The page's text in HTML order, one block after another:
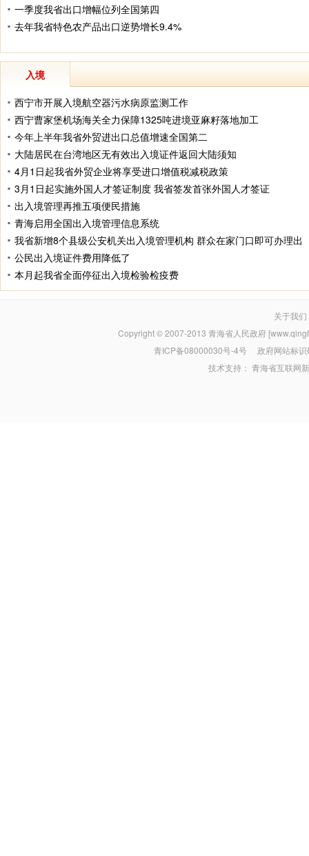
一季度我省出口增幅位列全国第四
去年我省特色农产品出口逆势增长9.4%
入境
西宁市开展入境航空器污水病原监测工作
西宁曹家堡机场海关全力保障1325吨进境亚麻籽落地加工
今年上半年我省外贸进出口总值增速全国第二
大陆居民在台湾地区无有效出入境证件返回大陆须知
4月1日起我省外贸企业将享受进口增值税减税政策
3月1日起实施外国人才签证制度 我省签发首张外国人才签证
出入境管理再推五项便民措施
青海启用全国出入境管理信息系统
我省新增8个县级公安机关出入境管理机构 群众在家门口即可办理出
公民出入境证件费用降低了
本月起我省全面停征出入境检验检疫费
关于我们
Copyright © 2007-2013 青海省人民政府
青ICP备08000030号-4号 政府网站标
技术支持：青海省互联网